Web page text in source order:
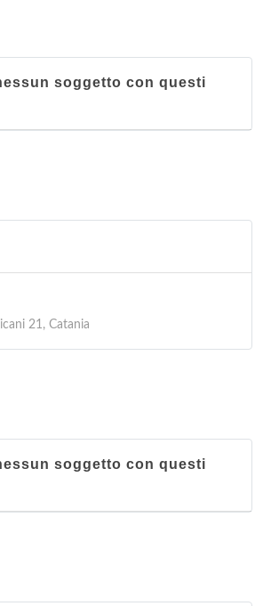
soggetto con questi
21, Catania
soggetto con questi